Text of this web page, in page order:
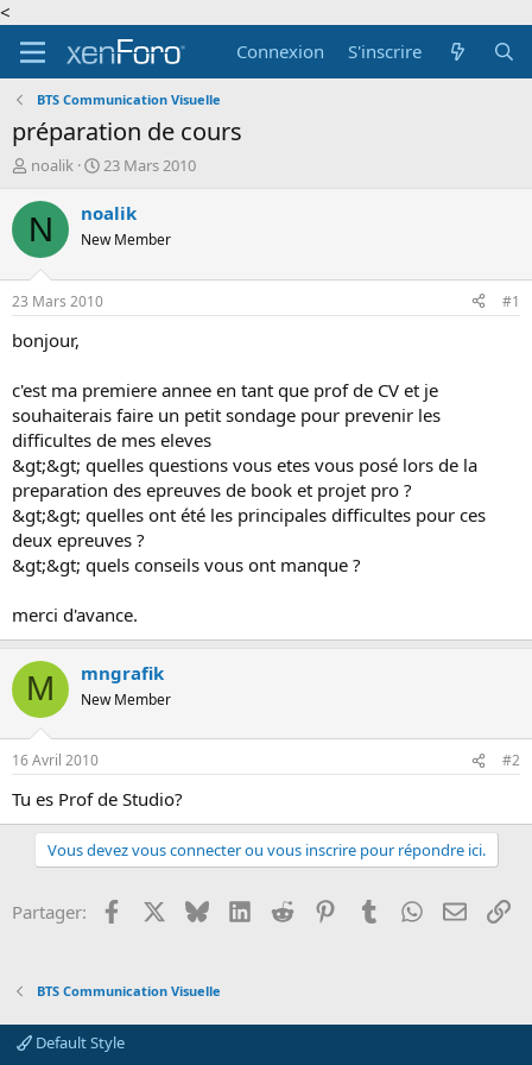
<
Connexion
S'inscrire
BTS Communication Visuelle
préparation de cours
A
t
e
r
d
e
l
i
s
c
u
s
i
o
n
noalik
D
t
d
é
23 Mars 2010
N noalik
New Member
23 Mars 2010 #1
bonjour,
c'est ma premiere annee en tant que prof de CV et je
souhaiterais faire un petit sondage pour prevenir les
difficultes de mes eleves
&gt;&gt; quelles questions vous etes vous posé lors de la
preparation des epreuves de book et projet pro ?
&gt;&gt; quelles ont été les principales difficultes pour ces
deux epreuves ?
&gt;&gt; quels conseils vous ont manque ?
merci d'avance.
M mngrafik
New Member
16 Avril 2010 #2
Tu es Prof de Studio?
Vous devez vous connecter ou vous inscrire pour répondre ici.
Partager: Facebook BlueskyLinkedInReddit PinterestTumblrWhatsApp
Email
BTS Communication Visuelle
Default Style